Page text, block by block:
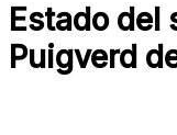
Estado del
Puigverd